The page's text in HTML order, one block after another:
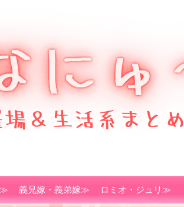
≫ 義兄嫁・義弟嫁≫ ロミオ・ジュリ≫